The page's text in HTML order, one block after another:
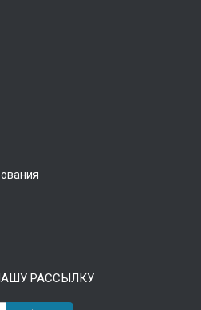
РАССЫЛКУ